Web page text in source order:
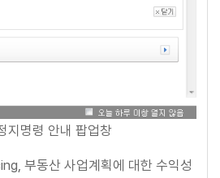
지명령 안내 팝업창
부동산 사업계획에 대한 수익성